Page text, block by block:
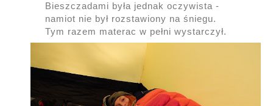
Bieszczadami była jednak oczywista -
namiot nie był rozstawiony na śniegu.
Tym razem materac w pełni wystarczył.